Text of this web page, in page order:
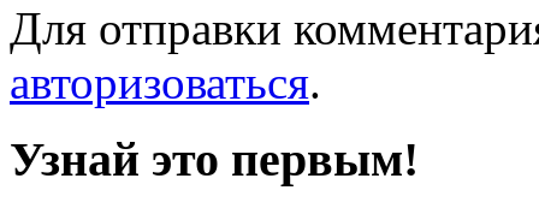
Для отправки
авторизоваться.
Узнай это первым!